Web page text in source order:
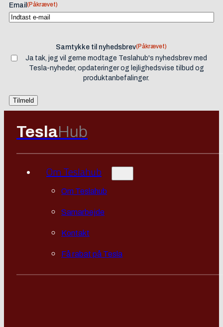
Email (Påkrævet)
Samtykke til nyhedsbrev(Påkrævet)
Ja tak, jeg vil gerne modtage Teslahub's nyhedsbrev med
Tesla-nyheder, opdateringer og lejlighedsvise tilbud og
produktanbefalinger.
TeslaHub
Om Teslahub
Om Teslahub
Samarbejde
Kontakt
Få rabat på Tesla